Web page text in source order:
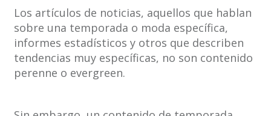
Los artículos de noticias, aquellos que hablan
sobre una temporada o moda específica,
informes estadísticos y otros que describen
tendencias muy específicas, no son contenido
perenne o evergreen.